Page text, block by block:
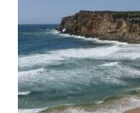
Contatti
Italiano
German
rassegna stampa